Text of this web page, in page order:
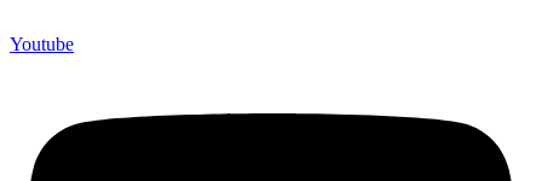
Youtube